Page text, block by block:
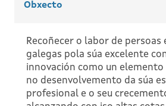
Obxecto
Recoñecer o labor de persoas
galegas pola súa excelente
innovación como un
no desenvolvemento da súa
profesional e o seu